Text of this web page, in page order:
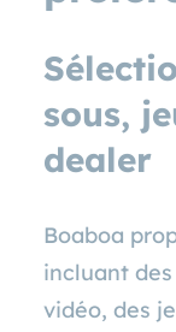
sous,
dealer
Boaboa
incluant
vidéo, des